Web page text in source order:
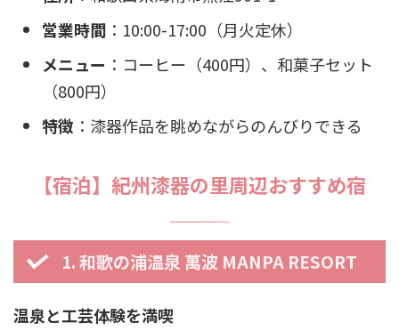
営業時間 ：10:00-17:00（月火定休）
メニュー ：コーヒー（400円）、和菓子セット
（800円）
特徴 ：漆器作品を眺めながらのんびりできる
【宿泊】紀州漆器の里周辺おすすめ宿
1. 和歌の浦温泉 萬波 MANPA RESORT
温泉と工芸体験を満喫